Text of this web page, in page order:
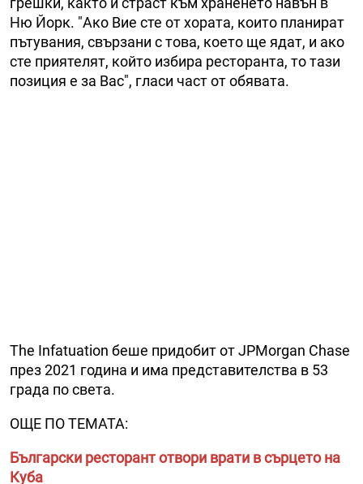
Ню Йорк. "Ако Вие сте от хората, които планират
пътувания, свързани с това, което ще ядат, и ако
сте приятелят, който избира ресторанта, то тази
позиция е за Вас", гласи част от обявата.
The Infatuation беше придобит от JPMorgan Chase
през 2021 година и има представителства в 53
града по света.
ОЩЕ ПО ТЕМАТА:
Български ресторант отвори врати в сърцето на
Куба